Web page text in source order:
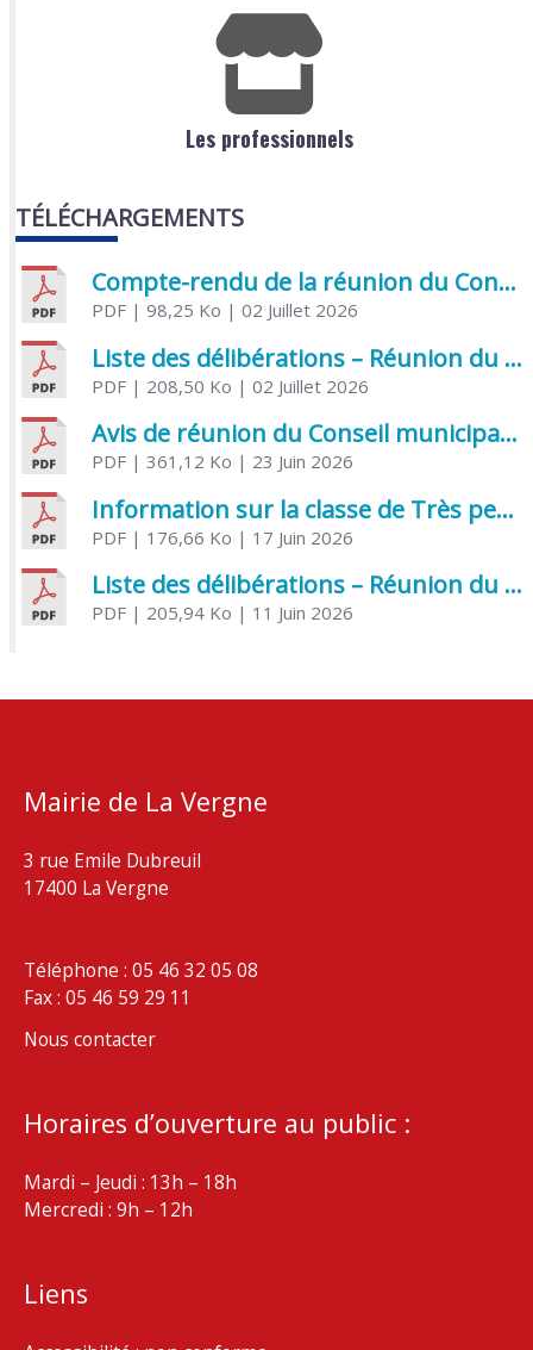
Les professionnels
TÉLÉCHARGEMENTS
Compte-rendu de la réunion du Conseil municipal du 05 juin 2026
PDF| 98,25 Ko | 02 Juillet 2026
Liste des délibérations – Réunion du Conseil municipal du 1er juillet 2026
PDF| 208,50 Ko | 02 Juillet 2026
Avis de réunion du Conseil municipal du 1er juillet 2026
PDF| 361,12 Ko | 23 Juin 2026
Information sur la classe de Très petite section à Saint Jean d’Angély
PDF| 176,66 Ko | 17 Juin 2026
Liste des délibérations – Réunion du Conseil municipal du 05 juin 2026
PDF| 205,94 Ko | 11 Juin 2026
Mairie de La Vergne
3 rue Emile Dubreuil
17400 La Vergne
Téléphone : 05 46 32 05 08
Fax : 05 46 59 29 11
Nous contacter
Horaires d’ouverture au public :
Mardi – Jeudi : 13h – 18h
Mercredi : 9h – 12h
Liens